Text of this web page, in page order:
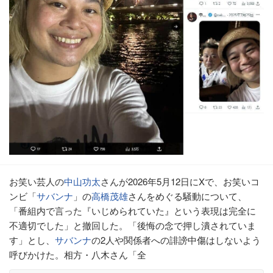
お笑い芸人の中山功太さんが2026年5月12日にXで、お笑いコ
ンビ「サバンナ 」の高橋茂雄さんをめぐる騒動について、
「番組内で言った『いじめられていた』という表現は完全に
不適切でした」と撤回した。「後悔の念で押し潰されていま
す」とし、 サバンナの2人や関係者への誹謗中傷はしないよう
呼びかけた。相方・八木さん「全